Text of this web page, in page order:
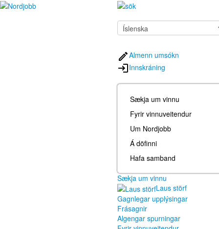
Almenn umsókn
Innskráning
Sækja um vinnu
Fyrir vinnuveitendur
Um Nordjobb
Á döfinni
Hafa samband
Sækja um vinnu
Laus störf
Gagnlegar upplýsingar
Frásagnir
Algengar spurningar